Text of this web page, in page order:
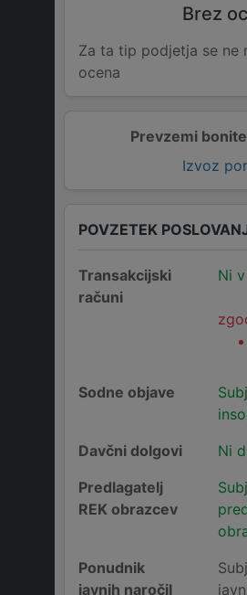
Prevzemi
Izvoz
Brez
Za ta tip podjetja se ne
ocena
POVZETEK
Transakcijski
računi
Ni
Sodne objave
Davčni dolgovi
Ni
Predlagatelj
REK obrazcev
Ponudnik
javnih naročil